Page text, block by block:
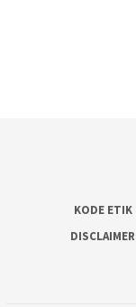
KODE ETIK
DISCLAIMER